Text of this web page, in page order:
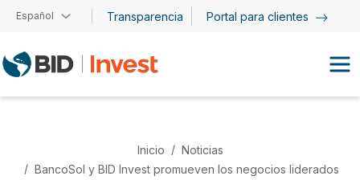
Pasar al contenido principal
Español Transparencia Portal para clientes
Inicio
Noticias
BancoSol y BID Invest promueven los negocios liderados